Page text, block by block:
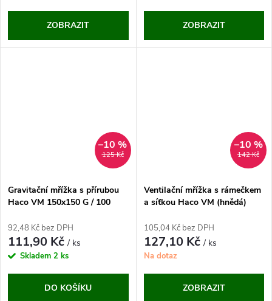
ZOBRAZIT ZOBRAZIT
125 Kč
–10 %
Gravitační mřížka s přírubou
Haco VM 150x150 G / 100
92,48 Kč bez DPH
111,90 Kč/ ks
Skladem 2 ks
DO KOŠÍKU
142 Kč
–10 %
Ventilační mřížka s rámečkem
a síťkou Haco VM (hnědá)
105,04 Kč bez DPH
127,10 Kč/ ks
Na dotaz
ZOBRAZIT